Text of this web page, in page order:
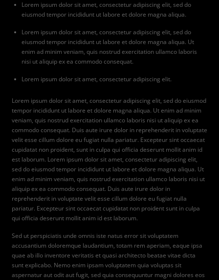
Lorem ipsum dolor sit amet, consectetur adipiscing elit, sed do
eiusmod tempor incididunt ut labore et dolore magna aliqua.
Lorem ipsum dolor sit amet, consectetur adipiscing elit, sed do
eiusmod tempor incididunt ut labore et dolore magna aliqua. Ut
enim ad minim veniam, quis nostrud exercitation ullamco laboris
nisi ut aliquip ex ea commodo consequat.
Lorem ipsum dolor sit amet, consectetur adipiscing elit.
Lorem ipsum dolor sit amet, consectetur adipiscing elit, sed do eiusmod
tempor incididunt ut labore et dolore magna aliqua. Ut enim ad minim
veniam, quis nostrud exercitation ullamco laboris nisi ut aliquip ex ea
commodo consequat. Duis aute irure dolor in reprehenderit in voluptate
velit esse cillum dolore eu fugiat nulla pariatur. Excepteur sint occaecat
cupidatat non proident, sunt in culpa qui officia deserunt mollit anim id
est laborum. Lorem ipsum dolor sit amet, consectetur adipiscing elit,
sed do eiusmod tempor incididunt ut labore et dolore magna aliqua. Ut
enim ad minim veniam, quis nostrud exercitation ullamco laboris nisi ut
aliquip ex ea commodo consequat. Duis aute irure dolor in
reprehenderit in voluptate velit esse cillum dolore eu fugiat nulla
pariatur. Excepteur sint occaecat cupidatat non proident sunt in culpa
qui officia deserunt mollit anim id est laborum.
Sed ut perspiciatis unde omnis iste natus error sit voluptatem
accusantium doloremque laudantium, totam rem aperiam, eaque ipsa
quae ab illo inventore veritatis et quasi architecto beatae vitae dicta
sunt explicabo. Nemo enim ipsam voluptatem quia voluptas sit
aspernatur aut odit aut fugit, sed quia consequuntur magni dolores eos